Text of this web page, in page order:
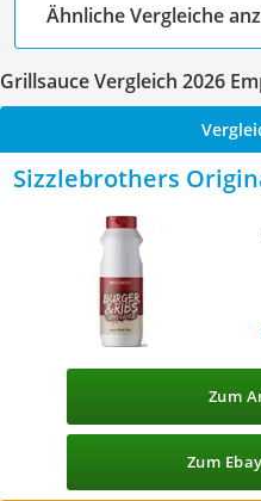
Ähnliche Vergleiche
Grillsauce Vergleich 2026
Sizzlebrothers
Zum
Zum